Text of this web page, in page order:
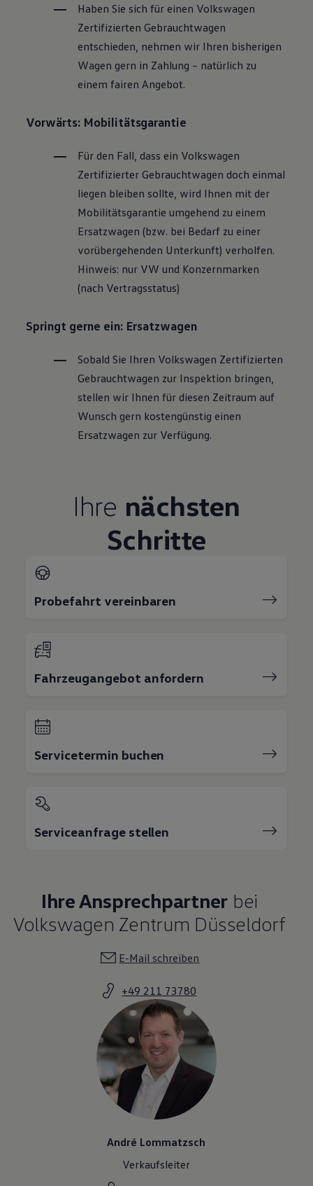
Haben Sie sich für einen Volkswagen
Zertifizierten Gebrauchtwagen
entschieden, nehmen wir Ihren bisherigen
Wagen gern in Zahlung – natürlich zu
einem fairen Angebot.
Vorwärts: Mobilitätsgarantie
Für den Fall, dass ein Volkswagen
Zertifizierter Gebrauchtwagen doch einmal
liegen bleiben sollte, wird Ihnen mit der
Mobilitätsgarantie umgehend zu einem
Ersatzwagen (bzw. bei Bedarf zu einer
vorübergehenden Unterkunft) verholfen.
Hinweis: nur VW und Konzernmarken
(nach Vertragsstatus)
Springt gerne ein: Ersatzwagen
Sobald Sie Ihren Volkswagen Zertifizierten
Gebrauchtwagen zur Inspektion bringen,
stellen wir Ihnen für diesen Zeitraum auf
Wunsch gern kostengünstig einen
Ersatzwagen zur Verfügung.
Ihre nächsten
Schritte
Probefahrt vereinbaren
Fahrzeugangebot anfordern
Servicetermin buchen
Serviceanfrage stellen
Ihre Ansprechpartner bei
Volkswagen Zentrum Düsseldorf
E-Mail schreiben
+49 211 73780
André Lommatzsch
Verkaufsleiter